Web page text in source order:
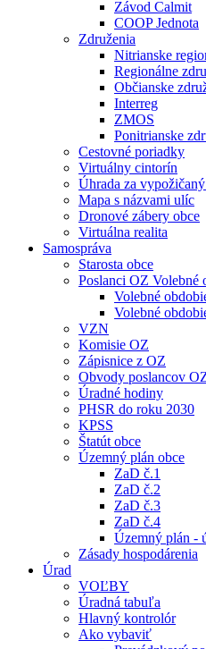
Závod Calmit
COOP Jednota
Združenia
Nitrianske
Regionálne
Občianske
Interreg
ZMOS
Ponitrianske
Cestovné poriadky
Virtuálny cintorín
Úhrada za
Mapa s názvami ulíc
Dronové zábery obce
Virtuálna realita
Samospráva
Starosta obce
Poslanci OZ Volebné
Volebné
Volebné
VZN
Komisie OZ
Zápisnice z OZ
Obvody poslancov
Úradné hodiny
PHSR do roku 2030
KPSS
Štatút obce
Územný plán obce
ZaD č.1
ZaD č.2
ZaD č.3
ZaD č.4
Územný plán -
Zásady hospodárenia
Úrad
VOĽBY
Úradná tabuľa
Hlavný kontrolór
Ako vybaviť